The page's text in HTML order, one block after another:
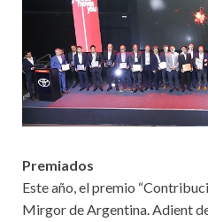
Premiados
Este año, el premio
Mirgor de Argentina. Adient